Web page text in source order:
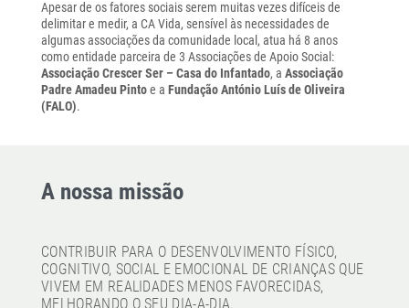
Apesar de os fatores sociais serem muitas vezes difíceis de
delimitar e medir, a CA Vida, sensível às necessidades de
algumas associações da comunidade local, atua há 8 anos
como entidade parceira de 3 Associações de Apoio Social:
Associação Crescer Ser – Casa do Infantado, a Associação
Padre Amadeu Pintoe a Fundação António Luís de Oliveira
(FALO).
A nossa missão
CONTRIBUIR PARA O DESENVOLVIMENTO FÍSICO,
COGNITIVO, SOCIAL E EMOCIONAL DE CRIANÇAS QUE
VIVEM EM REALIDADES MENOS FAVORECIDAS,
MELHORANDO O SEU DIA-A-DIA.